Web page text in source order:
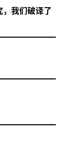
我们破译了